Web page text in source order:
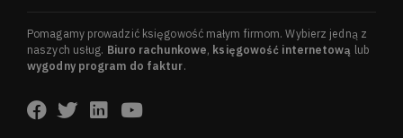
Pomagamy prowadzić księgowość małym firmom. Wybierz jedną z
naszych usług. Biuro rachunkowe, księgowość internetową lub
wygodny program do faktur.